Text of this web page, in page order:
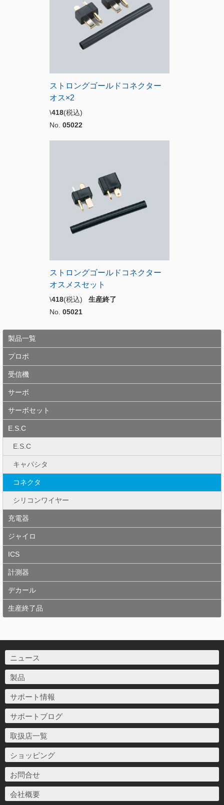
ストロングゴールドコネクター
オス×2
\418(税込)
No. 05022
ストロングゴールドコネクター
オスメスセット
\418(税込) 生産終了
No. 05021
製品一覧
プロポ
受信機
サーボ
サーボセット
E.S.C
E.S.C
キャパシタ
コネクタ
シリコンワイヤー
充電器
ジャイロ
ICS
計測器
デカール
生産終了品
ニュース
製品
サポート情報
サポートブログ
取扱店一覧
ショッピング
お問合せ
会社概要